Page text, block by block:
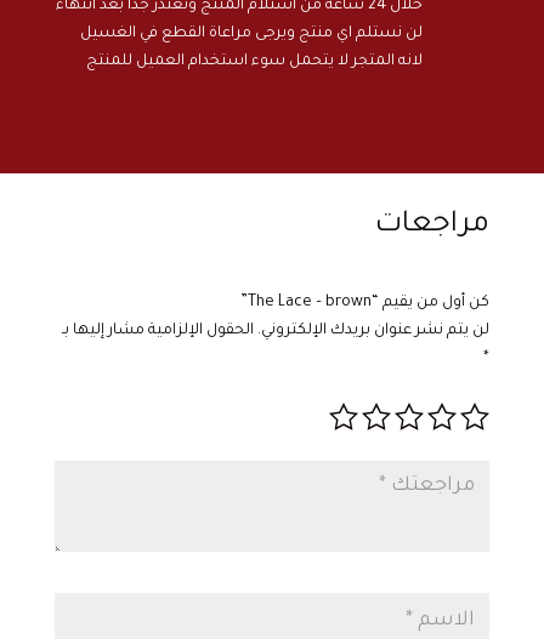
خلال 24 ساعه من استلام المنتج ونعتذر جدا بعد انتهاء
لن نستلم اي منتج ويرجى مراعاة القطع في الغسيل
لانه المتجر لا يتحمل سوء استخدام العميل للمنتج
مراجعات
كن أول من يقيم “The Lace – brown”
لن يتم نشر عنوان بريدك الإلكتروني. الحقول الإلزامية مشار إليها بـ
*